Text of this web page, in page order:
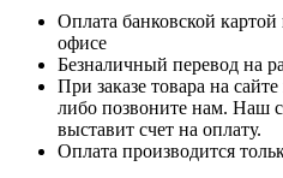
Оплата банковской
офисе
Безналичный перевод на
При заказе товара на
либо позвоните нам. Наш
выставит счет на оплату.
Оплата производится